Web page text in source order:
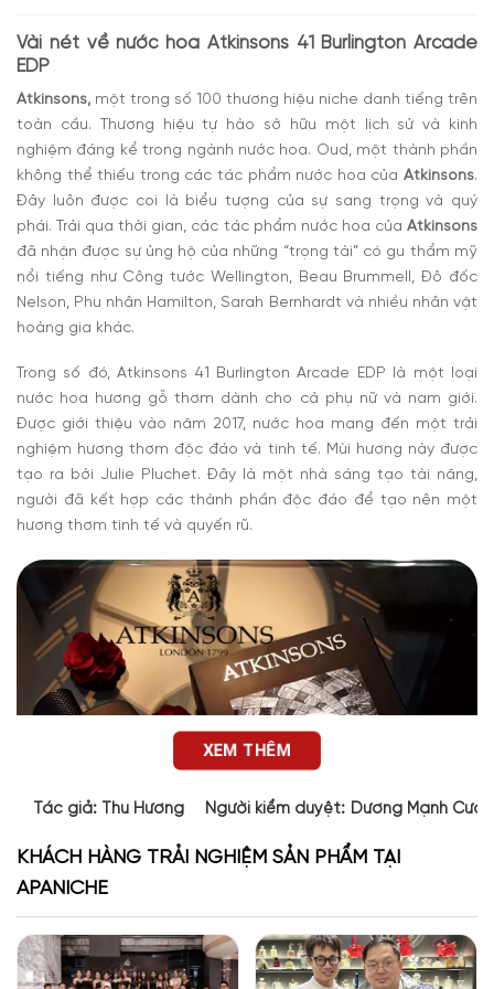
Vài nét về nước hoa Atkinsons 41 Burlington Arcade
EDP
Atkinsons, một trong số 100 thương hiệu niche danh tiếng trên
toàn cầu. Thương hiệu tự hào sở hữu một lịch sử và kinh
nghiệm đáng kể trong ngành nước hoa. Oud, một thành phần
không thể thiếu trong các tác phẩm nước hoa của Atkinsons.
Đây luôn được coi là biểu tượng của sự sang trọng và quý
phái. Trải qua thời gian, các tác phẩm nước hoa của Atkinsons
đã nhận được sự ủng hộ của những “trọng tài” có gu thẩm mỹ
nổi tiếng như Công tước Wellington, Beau Brummell, Đô đốc
Nelson, Phu nhân Hamilton, Sarah Bernhardt và nhiều nhân vật
hoàng gia khác.
Trong số đó,Atkinsons 41 Burlington Arcade EDP là một loại
nước hoa hương gỗ thơm dành cho cả phụ nữ và nam giới.
Được giới thiệu vào năm 2017, nước hoa mang đến một trải
nghiệm hương thơm độc đáo và tinh tế. Mùi hương này được
tạo ra bởi Julie Pluchet. Đây là một nhà sáng tạo tài năng,
người đã kết hợp các thành phần độc đáo để tạo nên một
hương thơm tinh tế và quyến rũ.
XEM THÊM
Tác giả: Thu Hương Người kiểm duyệt: Dương Mạnh
KHÁCH HÀNG TRẢI NGHIỆM SẢN PHẨM TẠI
APANICHE